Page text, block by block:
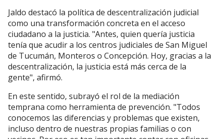
Jaldo destacó la política de descentralización judicial
como una transformación concreta en el acceso
ciudadano a la justicia. "Antes, quien quería justicia
tenía que acudir a los centros judiciales de San Miguel
de Tucumán, Monteros o Concepción. Hoy, gracias a la
descentralización, la justicia está más cerca de la
gente", afirmó.
En este sentido, subrayó el rol de la mediación
temprana como herramienta de prevención. "Todos
conocemos las diferencias y problemas que existen,
incluso dentro de nuestras propias familias o con